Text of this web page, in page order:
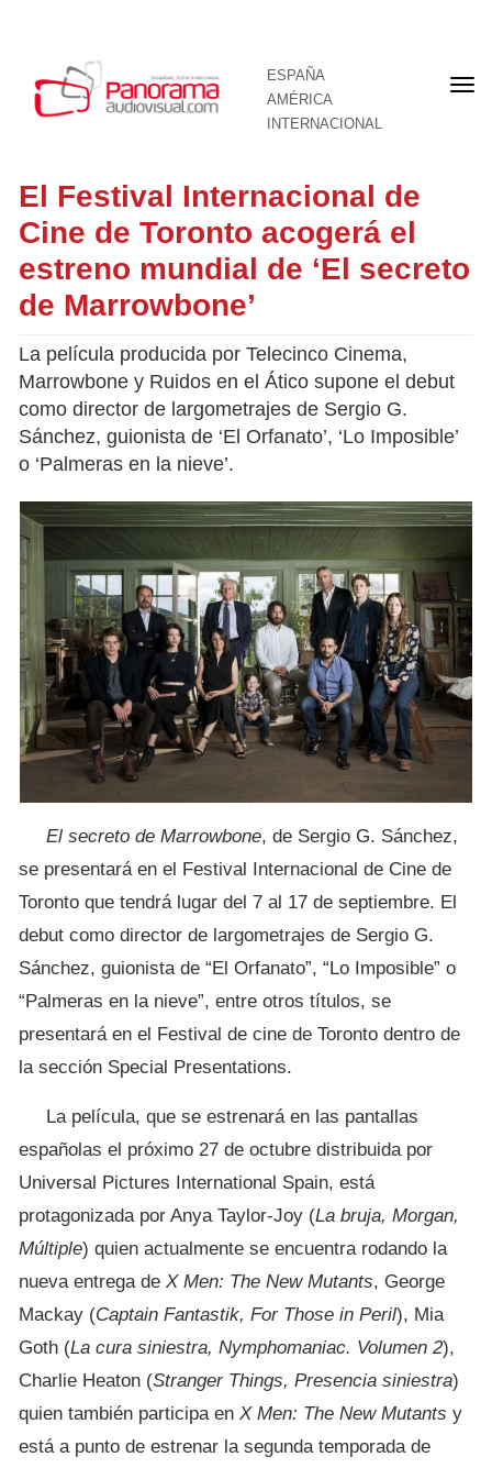
ESPAÑA
AMÉRICA
INTERNACIONAL
El Festival Internacional de
Cine de Toronto acogerá el
estreno mundial de ‘El secreto
de Marrowbone’
La película producida por Telecinco Cinema,
Marrowbone y Ruidos en el Ático supone el debut
como director de largometrajes de Sergio G.
Sánchez, guionista de ‘El Orfanato’, ‘Lo Imposible’
o ‘Palmeras en la nieve’.
El secreto de Marrowbone, de Sergio G. Sánchez,
se presentará en el Festival Internacional de Cine de
Toronto que tendrá lugar del 7 al 17 de septiembre. El
debut como director de largometrajes de Sergio G.
Sánchez, guionista de “El Orfanato”, “Lo Imposible” o
“Palmeras en la nieve”, entre otros títulos, se
presentará en el Festival de cine de Toronto dentro de
la sección Special Presentations.
La película, que se estrenará en las pantallas
españolas el próximo 27 de octubre distribuida por
Universal Pictures International Spain, está
protagonizada por Anya Taylor-Joy (La bruja, Morgan,
Múltiple) quien actualmente se encuentra rodando la
nueva entrega de X Men: The New Mutants, George
Mackay (Captain Fantastik, For Those in Peril), Mia
Goth (La cura siniestra, Nymphomaniac. Volumen 2),
Charlie Heaton (Stranger Things, Presencia siniestra)
quien también participa en X Men: The New Mutants y
está a punto de estrenar la segunda temporada de